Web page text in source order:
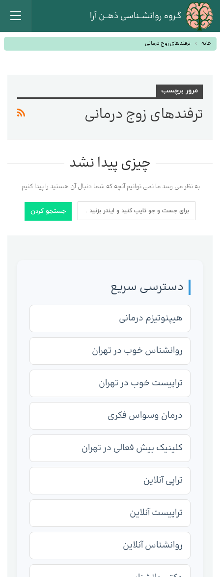
گـروه روانشــناسی ذهــن آرا
خانه ترفندهای زوج درمانی
مرور برچسب
ترفندهای زوج درمانی
چیزی پیدا نشد
به نظر می رسد ما نمی توانیم آنچه که شما دنبال آن هستید را پیدا کنیم.
دسترسی سریع
هیپنوتیزم درمانی
روانشناس خوب در تهران
تراپیست خوب در تهران
درمان وسواس فکری
کلینیک بیش فعالی در تهران
تراپی آنلاین
تراپیست آنلاین
روانشناس آنلاین